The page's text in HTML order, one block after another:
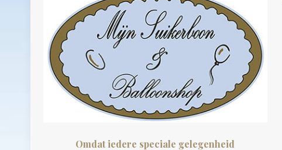
Omdat iedere speciale gelegenheid